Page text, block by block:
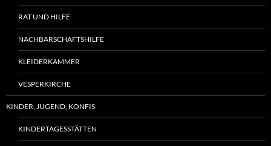
RAT UND HILFE
NACHBARSCHAFTSHILFE
KLEIDERKAMMER
VESPERKIRCHE
KINDER, JUGEND, KONFIS
KINDERTAGESSTÄTTEN